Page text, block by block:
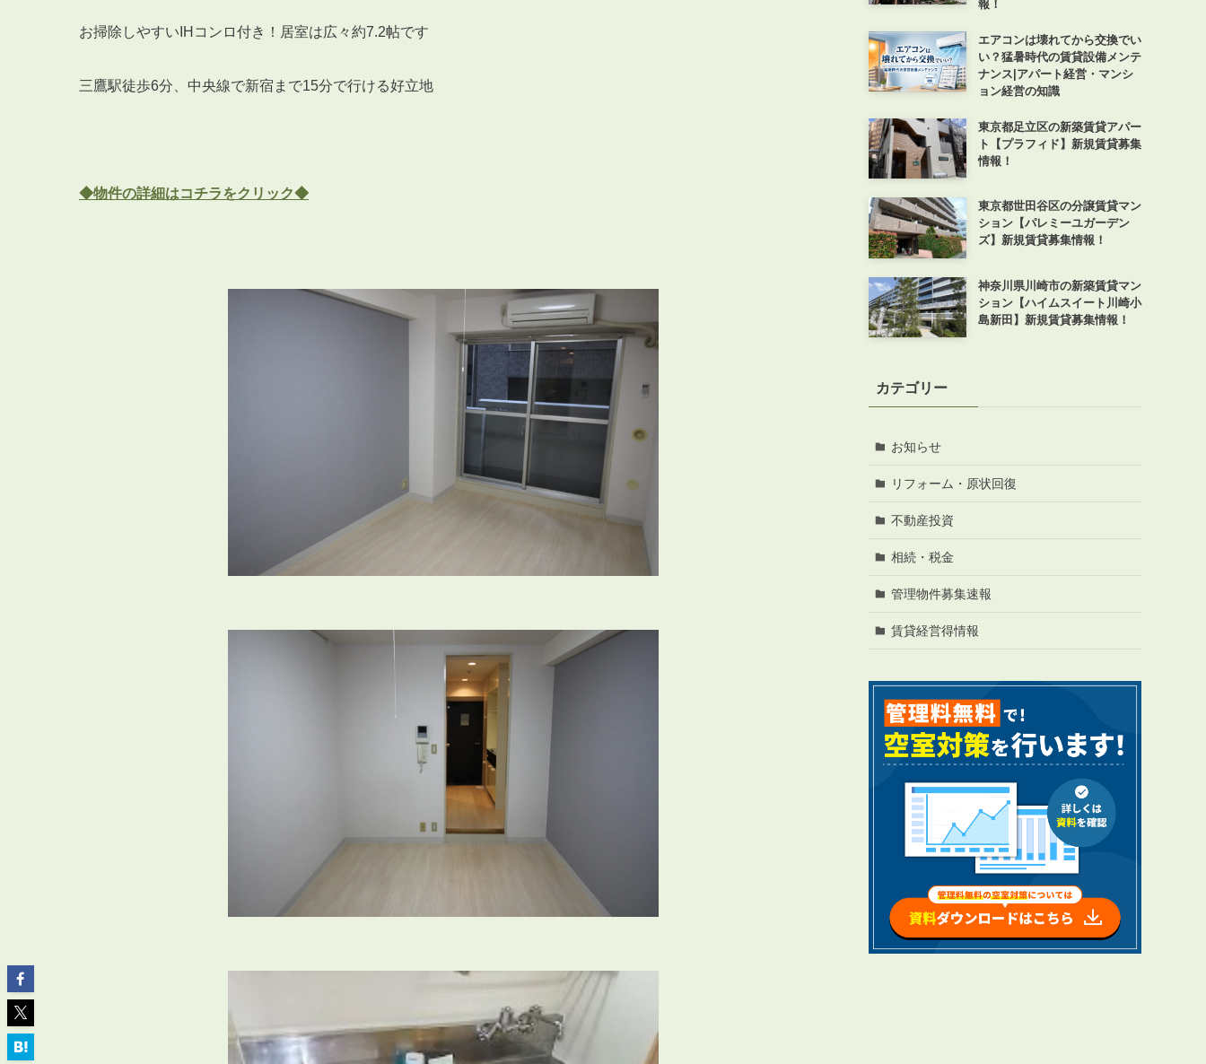
3POINT
自慢の「賃料設定」／マーケティング
仲介会社とのネットワークで情報提供力に自信あり
物件プロモーション＆バリューアップリフォーム
RENTALアブレイズの賃貸管理
管理料無料について
４つの強み
報酬と独自の保証内容
手続きの流れ
賃料査定について
BROKER 仲介業者様へ
お掃除しやすいIHコンロ付き！居室は広々約7.2帖です
三鷹駅徒歩6分、中央線で新宿まで15分で行ける好立地
◆物件の詳細はコチラをクリック◆
報！
エアコンは壊れてから交換でい
い？猛暑時代の賃貸設備メンテ
ナンス|アパート経営・マンシ
ョン経営の知識
東京都足立区の新築賃貸アパー
ト【プラフィド】新規賃貸募集
情報！
東京都世田谷区の分譲賃貸マン
ション【パレミーユガーデン
ズ】新規賃貸募集情報！
神奈川県川崎市の新築賃貸マン
ション【ハイムスイート川崎小
島新田】新規賃貸募集情報！
カテゴリー
お知らせ
リフォーム・原状回復
不動産投資
相続・税金
管理物件募集速報
賃貸経営得情報